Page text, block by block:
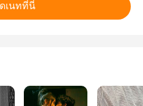
เนทที่นี่